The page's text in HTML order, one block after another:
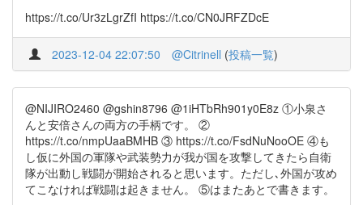
https://t.co/Ur3zLgrZfI https://t.co/CN0JRFZDcE
2023-12-04 22:07:50 @Citrinell (投稿一覧)
@NIJIRO2460 @gshin8796 @1iHTbRh901y0E8z ①小泉さ
んと安倍さんの両方の手柄です。 ②
https://t.co/nmpUaaBMHB ③ https://t.co/FsdNuNooOE ④も
し仮に外国の軍隊や武装勢力が我が国を攻撃してきたら自衛
隊が出動し戦闘が開始されると思います。ただし､外国が攻め
てこなければ戦闘は起きません。 ⑤はまたあとで書きます。